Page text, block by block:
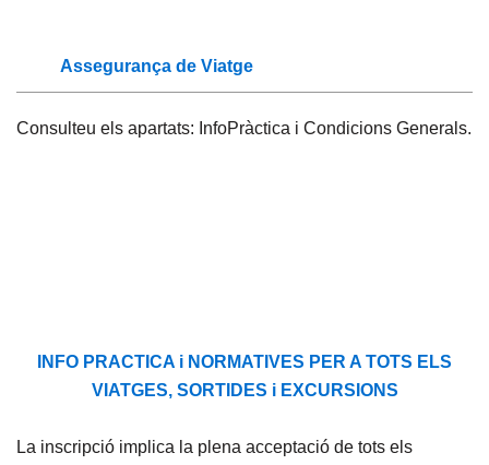
Assegurança de Viatge
Consulteu els apartats: InfoPràctica i Condicions Generals.
INFO PRACTICA i NORMATIVES PER A TOTS ELS
VIATGES, SORTIDES i EXCURSIONS
La inscripció implica la plena acceptació de tots els